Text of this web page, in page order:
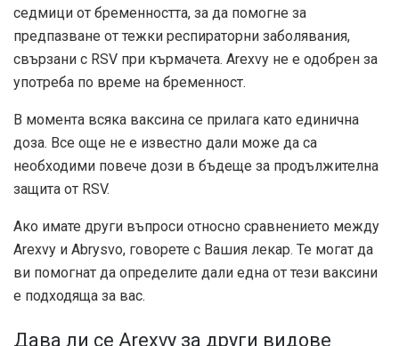
седмици от бременността, за да помогне за
предпазване от тежки респираторни заболявания,
свързани с RSV при кърмачета. Arexvy не е одобрен за
употреба по време на бременност.
В момента всяка ваксина се прилага като единична
доза. Все още не е известно дали може да са
необходими повече дози в бъдеще за продължителна
защита от RSV.
Ако имате други въпроси относно сравнението между
Arexvy и Abrysvo, говорете с Вашия лекар. Те могат да
ви помогнат да определите дали една от тези ваксини
е подходяща за вас.
Дава ли се Arexvy за други видове